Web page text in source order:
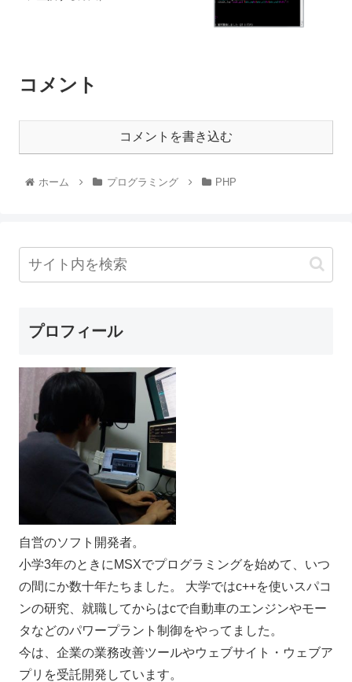
コメント
コメントを書き込む
ホーム プログラミング PHP
プロフィール
自営のソフト開発者。
小学3年のときにMSXでプログラミングを始めて、いつ
の間にか数十年たちました。 大学ではc++を使いスパコ
ンの研究、就職してからはcで自動車のエンジンやモー
タなどのパワープラント制御をやってました。
今は、企業の業務改善ツールやウェブサイト・ウェブア
プリを受託開発しています。